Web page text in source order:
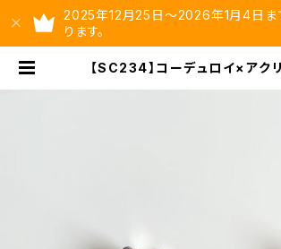
2025年12月25日～2026年1月4日ま
ります。
【SC234】コーデュロイ×アク